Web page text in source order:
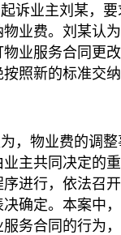
诉业主刘某，
业费。刘某认
业服务合同更
照新的标准交纳
，物业费的调
主共同决定的
进行，依法召
确定。本案中
务合同的行为